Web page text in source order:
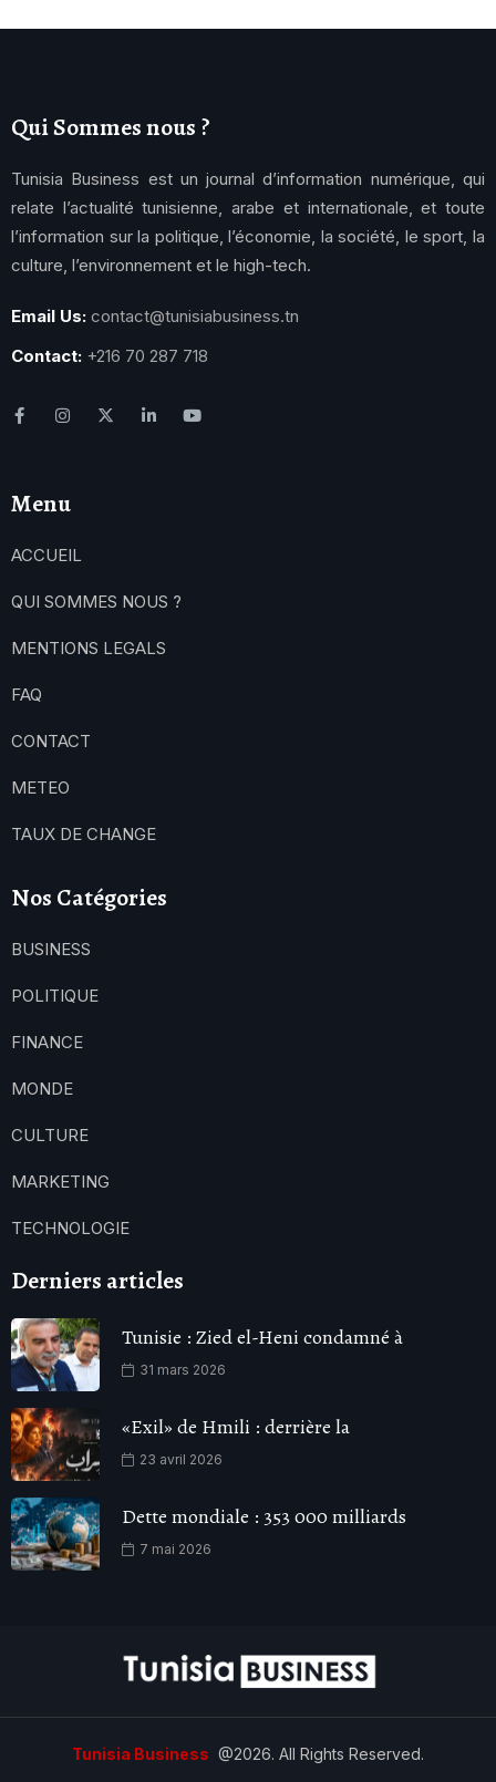
Qui Sommes nous ?
Tunisia Business est un journal d’information numérique, qui
relate l’actualité tunisienne, arabe et internationale, et toute
l’information sur la politique, l’économie, la société, le sport, la
culture, l’environnement et le high-tech.
Email Us: contact@tunisiabusiness.tn
Contact: +216 70 287 718
Menu
ACCUEIL
QUI SOMMES NOUS ?
MENTIONS LEGALS
FAQ
CONTACT
METEO
TAUX DE CHANGE
Nos Catégories
BUSINESS
POLITIQUE
FINANCE
MONDE
CULTURE
MARKETING
TECHNOLOGIE
Derniers articles
Tunisie : Zied el-Heni condamné à
31 mars 2026
«Exil» de Hmili : derrière la
23 avril 2026
Dette mondiale : 353 000 milliards
7 mai 2026
Tunisia Business @2026. All Rights Reserved.